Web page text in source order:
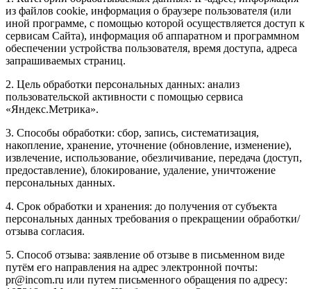
из файлов cookie, информация о браузере пользователя (или
иной программе, с помощью которой осуществляется доступ к
сервисам Сайта), информация об аппаратном и программном
обеспечении устройства пользователя, время доступа, адреса
запрашиваемых страниц.
2. Цель обработки персональных данных: анализ
пользовательской активности с помощью сервиса
«Яндекс.Метрика».
3. Способы обработки: сбор, запись, систематизация,
накопление, хранение, уточнение (обновление, изменение),
извлечение, использование, обезличивание, передача (доступ,
предоставление), блокирование, удаление, уничтожение
персональных данных.
4. Срок обработки и хранения: до получения от субъекта
персональных данных требования о прекращении обработки/
отзыва согласия.
5. Способ отзыва: заявление об отзыве в письменном виде
путём его направления на адрес электронной почты:
pr@incom.ru или путем письменного обращения по адресу: